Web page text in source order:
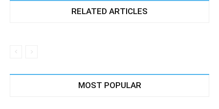
RELATED ARTICLES
MOST POPULAR